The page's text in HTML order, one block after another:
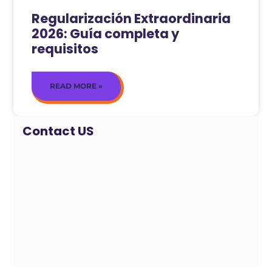
Regularización Extraordinaria
2026: Guía completa y
requisitos
READ MORE »
Contact US